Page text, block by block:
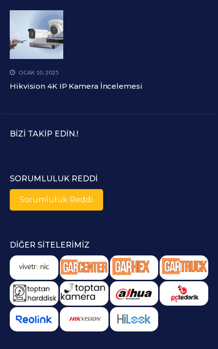
OCAK 10, 2025
Hikvision 4K IP Kamera İncelemesi
BIZI TAKIP EDIN.!
SORUMLULUK REDDI
Sorumluluk Reddi
DIĞER SITELERIMIZ